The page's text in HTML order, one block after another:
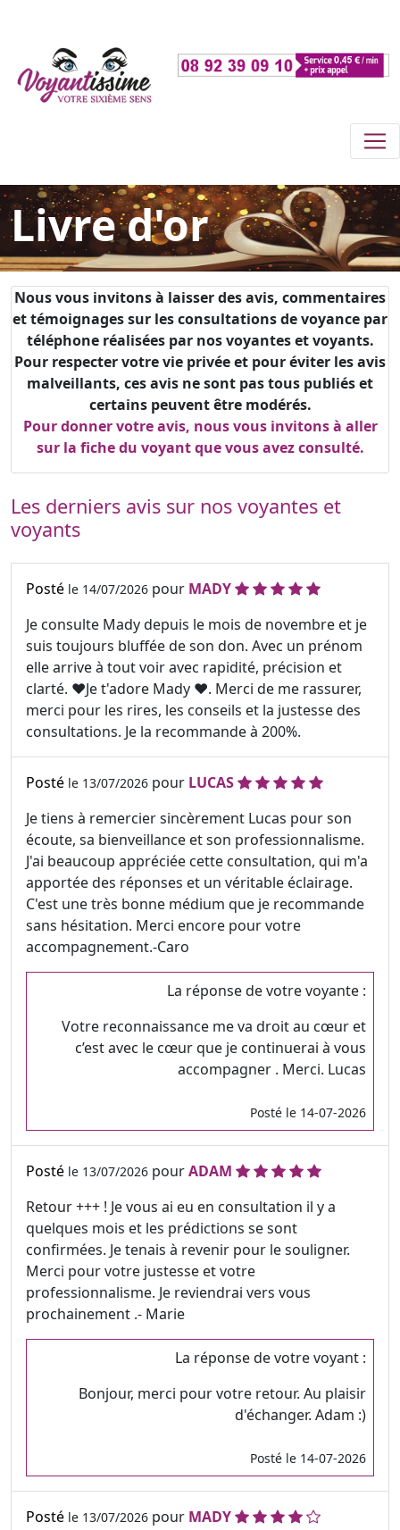
Livre d'or
Nous vous invitons à laisser des avis, commentaires
et témoignages sur les consultations de voyance par
téléphone réalisées par nos voyantes et voyants.
Pour respecter votre vie privée et pour éviter les avis
malveillants, ces avis ne sont pas tous publiés et
certains peuvent être modérés.
Pour donner votre avis, nous vous invitons à aller
sur la fiche du voyant que vous avez consulté.
Les derniers avis sur nos voyantes et
voyants
Posté le 14/07/2026 pour MADY
Je consulte Mady depuis le mois de novembre et je
suis toujours bluffée de son don. Avec un prénom
elle arrive à tout voir avec rapidité, précision et
clarté. ❤️Je t'adore Mady ❤️. Merci de me rassurer,
merci pour les rires, les conseils et la justesse des
consultations. Je la recommande à 200%.
Posté le 13/07/2026 pour LUCAS
Je tiens à remercier sincèrement Lucas pour son
écoute, sa bienveillance et son professionnalisme.
J'ai beaucoup appréciée cette consultation, qui m'a
apportée des réponses et un véritable éclairage.
C'est une très bonne médium que je recommande
sans hésitation. Merci encore pour votre
accompagnement.-Caro
La réponse de votre voyante :
Votre reconnaissance me va droit au cœur et
c’est avec le cœur que je continuerai à vous
accompagner . Merci. Lucas
Posté le 14-07-2026
Posté le 13/07/2026 pourADAM
Retour +++ ! Je vous ai eu en consultation il y a
quelques mois et les prédictions se sont
confirmées. Je tenais à revenir pour le souligner.
Merci pour votre justesse et votre
professionnalisme. Je reviendrai vers vous
prochainement .- Marie
La réponse de votre voyant :
Bonjour, merci pour votre retour. Au plaisir
d'échanger. Adam :)
Posté le 14-07-2026
Posté le 13/07/2026 pour MADY